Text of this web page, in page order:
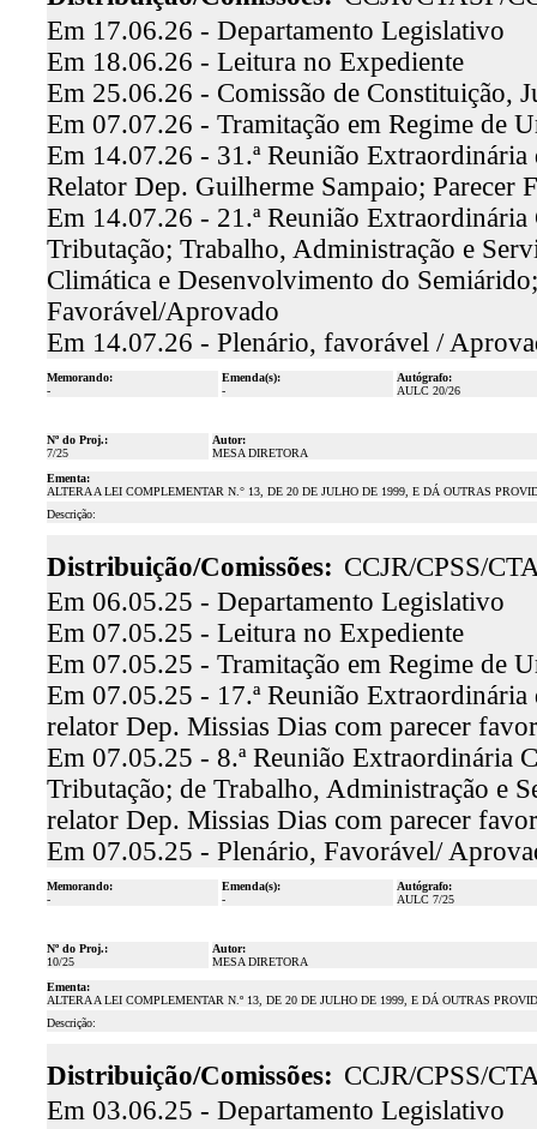
Em 17.06.26 - Departamento Legislativo
Em 18.06.26 - Leitura no Expediente
Em 25.06.26 - Comissão de Constituição,
Em 07.07.26 - Tramitação em Regime de
Em 14.07.26 - 31.ª Reunião Extraordinária
Relator Dep. Guilherme Sampaio;
Em 14.07.26 - 21.ª Reunião Extraordinária
Tributação; Trabalho, Administração e
Climática e Desenvolvimento do
Favorável/Aprovado
Em 14.07.26 - Plenário, favorável /
Memorando:
-
Emenda(s):
-
Autógrafo:
AULC 20/26
Nº do Proj.:
7/25
Autor:
MESA DIRETORA
Ementa:
ALTERA A LEI COMPLEMENTAR N.° 13, DE 20 DE JULHO DE 1999, E DÁ OUTRAS
Descrição:
Distribuição/Comissões: CCJR/CPSS/
Em 06.05.25 - Departamento Legislativo
Em 07.05.25 - Leitura no Expediente
Em 07.05.25 - Tramitação em Regime de
Em 07.05.25 - 17.ª Reunião Extraordinária
relator Dep. Missias Dias com parecer
Em 07.05.25 - 8.ª Reunião Extraordinária
Tributação; de Trabalho, Administração e
relator Dep. Missias Dias com parecer
Em 07.05.25 - Plenário, Favorável/
Memorando:
-
Emenda(s):
-
Autógrafo:
AULC 7/25
Nº do Proj.:
10/25
Autor:
MESA DIRETORA
Ementa:
ALTERA A LEI COMPLEMENTAR N.º 13, DE 20 DE JULHO DE 1999, E DÁ OUTRAS
Descrição:
Distribuição/Comissões: CCJR/CPSS/
Em 03.06.25 - Departamento Legislativo